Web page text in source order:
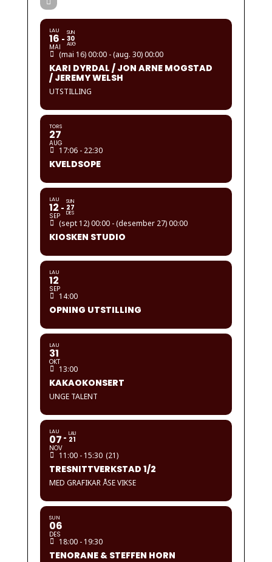
LAU
16
MAI
SUN
30
AUG
(mai 16) 00:00 - (aug. 30) 00:00
KARI DYRDAL / JON ARNE MOGSTAD
/ JEREMY WELSH
UTSTILLING
TORS
27
AUG
17:06 - 22:30
KVELDSOPE
LAU
12
SEP
SUN
27
DES
(sept 12) 00:00 - (desember 27) 00:00
KIOSKEN STUDIO
LAU
12
SEP
14:00
OPNING UTSTILLING
LAU
31
OKT
13:00
KAKAOKONSERT
UNGE TALENT
LAU
07
NOV
LAU
21
11:00 - 15:30 (21)
TRESNITTVERKSTAD 1/2
MED GRAFIKAR ÅSE VIKSE
SUN
06
DES
18:00 - 19:30
TENORANE & STEFFEN HORN